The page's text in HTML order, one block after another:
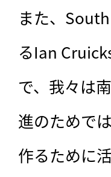
また、
るIan
で、我々は
進のためで
作るために